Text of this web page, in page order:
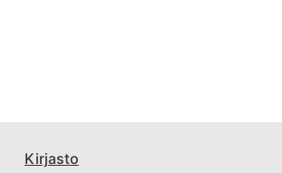
Kirjasto